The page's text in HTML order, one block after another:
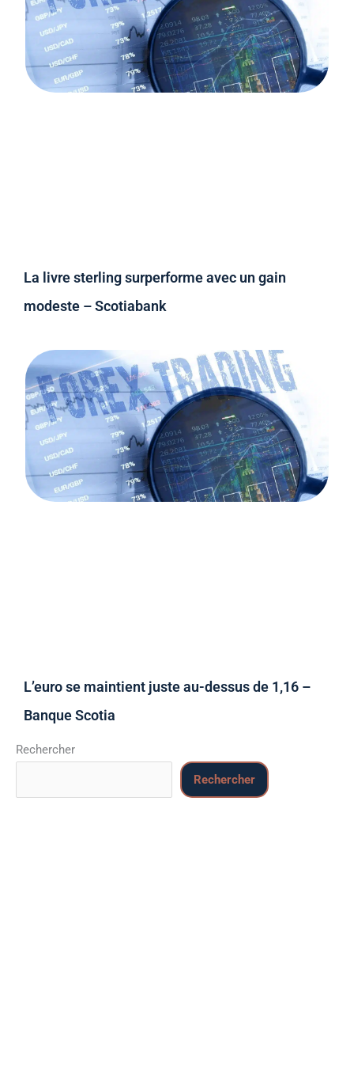
La livre sterling surperforme avec un gain
modeste – Scotiabank
L’euro se maintient juste au-dessus de 1,16 –
Banque Scotia
Rechercher
Rechercher